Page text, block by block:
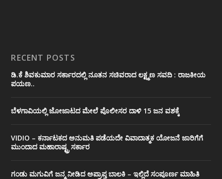
RECENT POSTS
ಡಿ.ಕೆ ಶಿವಕುಮಾರ ಸರ್ಕಾರದಲ್ಲಿ ನೂತನ ಸಚಿವರಾದ ಲಕ್ಷ್ಮಣ ಸವದಿ : ರಾಜಕೀಯ
ಪಯಣ..
ಬೆಳಗಾವಿಯಲ್ಲಿ ಜೋಜಾಟದ ಮೇಲೆ ಪೊಲೀಸರ ದಾಳಿ 15 ಜನ ವಶಕ್ಕೆ
VIDIO – ಕರ್ನಾಟಕದ ಅನುಮತಿ ಪಡೆಯದೇ ವಿವಾದಾತ್ಮಕ ಯೋಜನೆ ಜಾರಿಗೆಗೆ
ಮುಂದಾದ ಮಹಾರಾಷ್ಟ್ರ ಸರ್ಕಾರ
ಗಂಡು ಮಗುವಿಗೆ ಜನ್ಮ ನೀಡಿದ ಅಪ್ರಾಪ್ತ ಬಾಲಕಿ – ಇಲ್ಲಿದೆ ಸಂಪೂರ್ಣ ಮಾಹಿತಿ